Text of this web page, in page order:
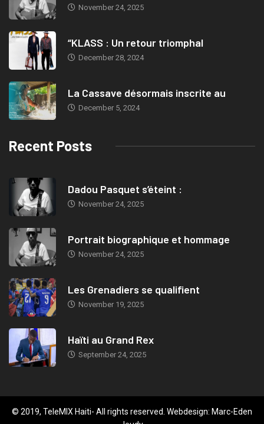
November 24, 2025
“KLASS : Un retour triomphal
December 28, 2024
La Cassave désormais inscrite au
December 5, 2024
Recent Posts
Dadou Pasquet s’éteint :
November 24, 2025
Portrait biographique et hommage
November 24, 2025
Les Grenadiers se qualifient
November 19, 2025
Haïti au Grand Rex
September 24, 2025
© 2019, TeleMIX Haiti- All rights reserved. Webdesign: Marc-Eden